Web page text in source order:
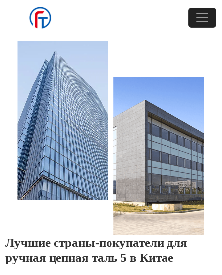
Лучшие страны-покупатели для
ручная цепная таль 5 в Китае